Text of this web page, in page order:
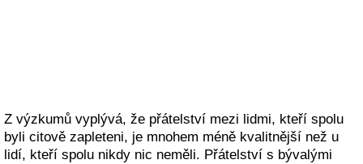
Z výzkumů vyplývá, že přátelství mezi lidmi, kteří spolu
byli citově zapleteni, je mnohem méně kvalitnější než u
lidí, kteří spolu nikdy nic neměli. Přátelství s bývalými